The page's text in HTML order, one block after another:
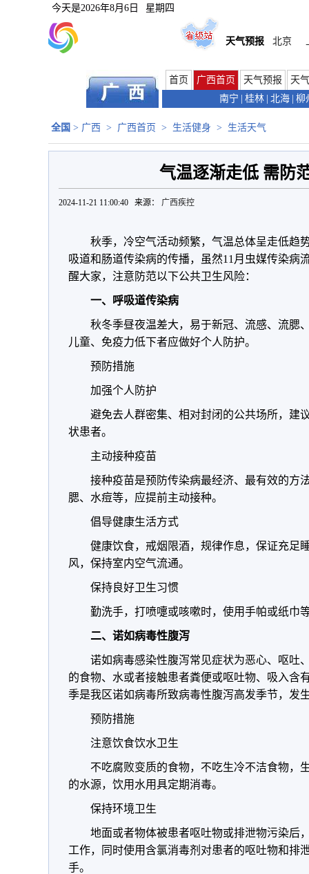
今天是2026年8月6日 星期四
天气预报 北京
首页 广西首页 天气预报
天
南宁
桂林 北海 柳
全国 > 广西 > 广西首页 > 生活健身 > 生活天气
气温逐渐走低 需防
2024-11-21 11:00:40 来源： 广西疾控
秋季，冷空气活动频繁，气温总体呈走低趋
吸道和肠道传染病的传播，虽然11月虫媒传染病
醒大家，注意防范以下公共卫生风险：
一、呼吸道传染病
秋冬季昼夜温差大，易于新冠、流感、流腮
儿童、免疫力低下者应做好个人防护。
预防措施
加强个人防护
避免去人群密集、相对封闭的公共场所，建
状患者。
主动接种疫苗
接种疫苗是预防传染病最经济、最有效的方
腮、水痘等，应提前主动接种。
倡导健康生活方式
健康饮食，戒烟限酒，规律作息，保证充足
风，保持室内空气流通。
保持良好卫生习惯
勤洗手，打喷嚏或咳嗽时，使用手帕或纸巾
二、诺如病毒性腹泻
诺如病毒感染性腹泻常见症状为恶心、呕吐
的食物、水或者接触患者粪便或呕吐物、吸入含
季是我区诺如病毒所致病毒性腹泻高发季节，发
预防措施
注意饮食饮水卫生
不吃腐败变质的食物，不吃生冷不洁食物，
的水源，饮用水用具定期消毒。
保持环境卫生
地面或者物体被患者呕吐物或排泄物污染后
工作，同时使用含氯消毒剂对患者的呕吐物和排
手。